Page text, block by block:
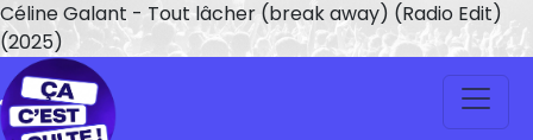
Céline Galant - Tout lâcher (break away) (Radio Edit)
(2025)